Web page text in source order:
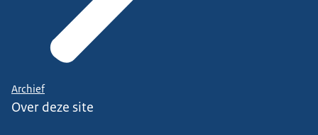
Archief
Over deze site